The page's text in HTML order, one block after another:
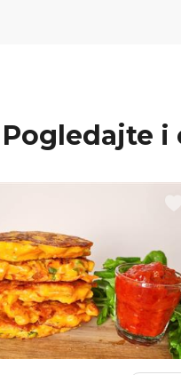
Pogledajte i